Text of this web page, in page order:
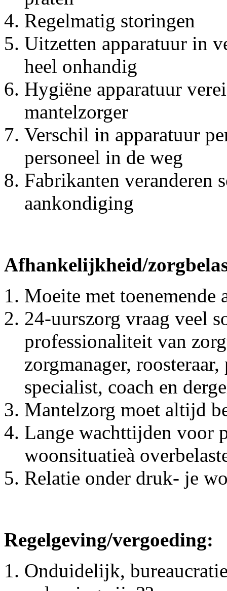
Regelmatig storingen
Uitzetten apparatuur in
heel onhandig
Hygiëne apparatuur
mantelzorger
Verschil in apparatuur
personeel in de weg
Fabrikanten veranderen
aankondiging
Afhankelijkheid/
Moeite met
24-uurszorg vraag veel
professionaliteit van
zorgmanager,
specialist, coach en
Mantelzorg moet altijd
Lange wachttijden voor
woonsituatieà
Relatie onder druk- je
Regelgeving/vergoeding:
Onduidelijk,